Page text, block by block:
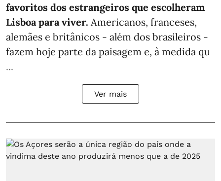
favoritos dos estrangeiros que escolheram
Lisboa para viver. Americanos, franceses,
alemães e britânicos - além dos brasileiros -
fazem hoje parte da paisagem e, à medida qu
...
Ver mais